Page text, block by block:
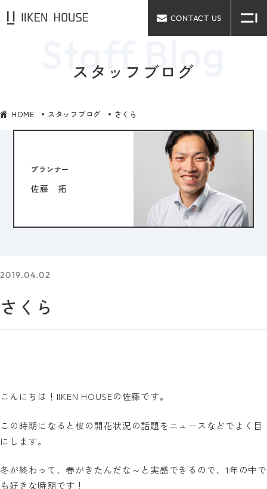
CONTACT US
スタッフブログ
HOME スタッフブログ さくら
プランナー
佐藤 拓
2019.04.02
さくら
こんにちは！IIKEN HOUSEの佐藤です。
この時期になると桜の開花状況の話題をニュースなどでよく目
にします。
冬が終わって、春がきたんだな～と実感できるので、1年の中で
も好きな時期です！